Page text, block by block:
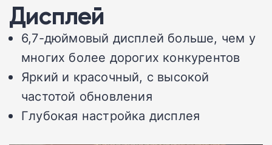
Дисплей
6,7-дюймовый дисплей больше, чем у
многих более дорогих конкурентов
Яркий и красочный, с высокой
частотой обновления
Глубокая настройка дисплея